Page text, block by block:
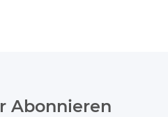
Abonnieren